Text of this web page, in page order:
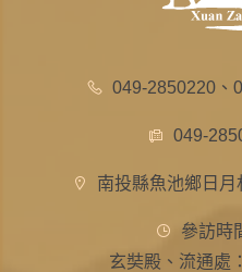
049-2850220 、
049-
南投縣魚池鄉日
參訪時
玄奘殿、流通處